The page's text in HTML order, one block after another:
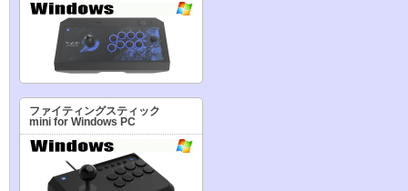
ファイティングスティック
mini for Windows PC